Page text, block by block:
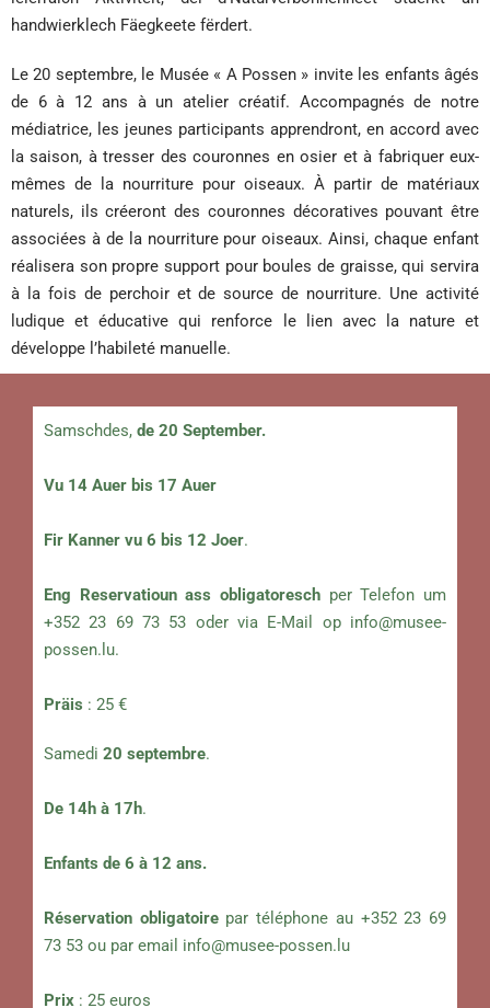
handwierklech Fäegkeete fërdert.
Le 20 septembre, le Musée « A Possen » invite les enfants âgés
de 6 à 12 ans à un atelier créatif. Accompagnés de notre
médiatrice, les jeunes participants apprendront, en accord avec
la saison, à tresser des couronnes en osier et à fabriquer eux-
mêmes de la nourriture pour oiseaux. À partir de matériaux
naturels, ils créeront des couronnes décoratives pouvant être
associées à de la nourriture pour oiseaux. Ainsi, chaque enfant
réalisera son propre support pour boules de graisse, qui servira
à la fois de perchoir et de source de nourriture. Une activité
ludique et éducative qui renforce le lien avec la nature et
développe l’habileté manuelle.
Samschdes, de 20 September.
Vu 14 Auer bis 17 Auer
Fir Kanner vu 6 bis 12 Joer.
Eng Reservatioun ass obligatoresch per Telefon um
+352 23 69 73 53 oder via E-Mail op info@musee-
possen.lu.
Präis : 25 €
Samedi 20 septembre.
De 14h à 17h.
Enfants de 6 à 12 ans.
Réservation obligatoirepar téléphone au +352 23 69
73 53 ou par email info@musee-possen.lu
Prix : 25 euros